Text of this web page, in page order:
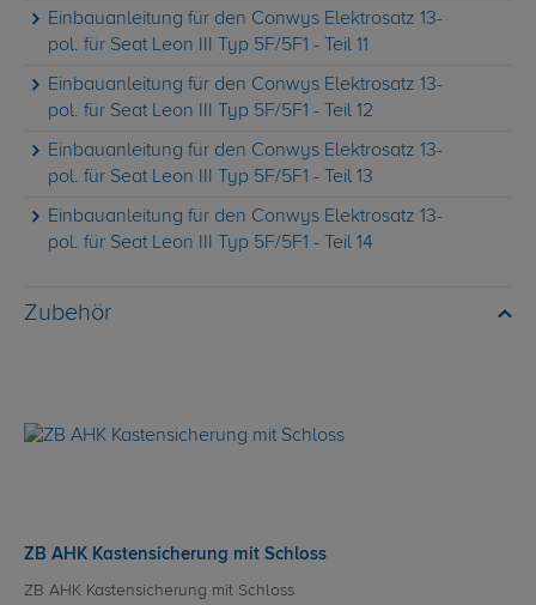
Einbauanleitung für den Conwys Elektrosatz 13-
pol. für Seat Leon III Typ 5F/5F1 - Teil 11
Einbauanleitung für den Conwys Elektrosatz 13-
pol. für Seat Leon III Typ 5F/5F1 - Teil 12
Einbauanleitung für den Conwys Elektrosatz 13-
pol. für Seat Leon III Typ 5F/5F1 - Teil 13
Einbauanleitung für den Conwys Elektrosatz 13-
pol. für Seat Leon III Typ 5F/5F1 - Teil 14
Zubehör
ZB AHK Kastensicherung mit Schloss
ZB AHK Kastensicherung mit Schloss